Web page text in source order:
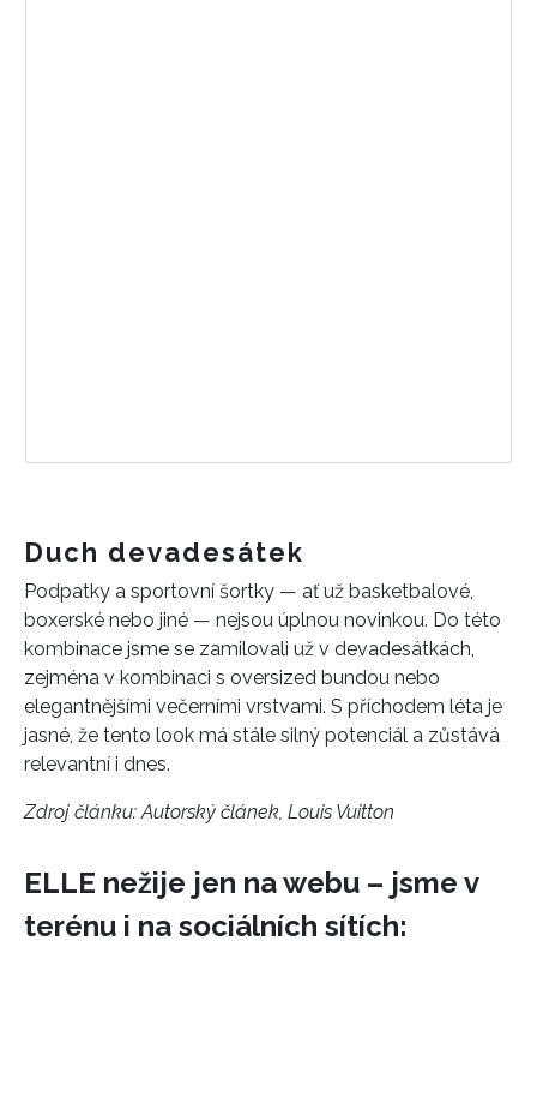
INFORMACE
REDAKCE
Duch devadesátek
Podpatky a sportovní šortky — ať už basketbalové,
boxerské nebo jiné — nejsou úplnou novinkou. Do této
kombinace jsme se zamilovali už v devadesátkách,
zejména v kombinaci s oversized bundou nebo
elegantnějšími večerními vrstvami. S příchodem léta je
jasné, že tento look má stále silný potenciál a zůstává
relevantní i dnes.
Zdroj článku:Autorský článek, Louis Vuitton
ELLE nežije jen na webu – jsme v
terénu i na sociálních sítích: